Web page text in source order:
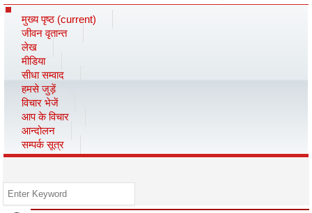
मुख्य पृष्ठ (current)
जीवन वृतान्त
लेख
मीडिया
सीधा सम्वाद
हमसे जुड़ें
विचार भेजें
आप के विचार
आन्दोलन
सम्पर्क सूत्र